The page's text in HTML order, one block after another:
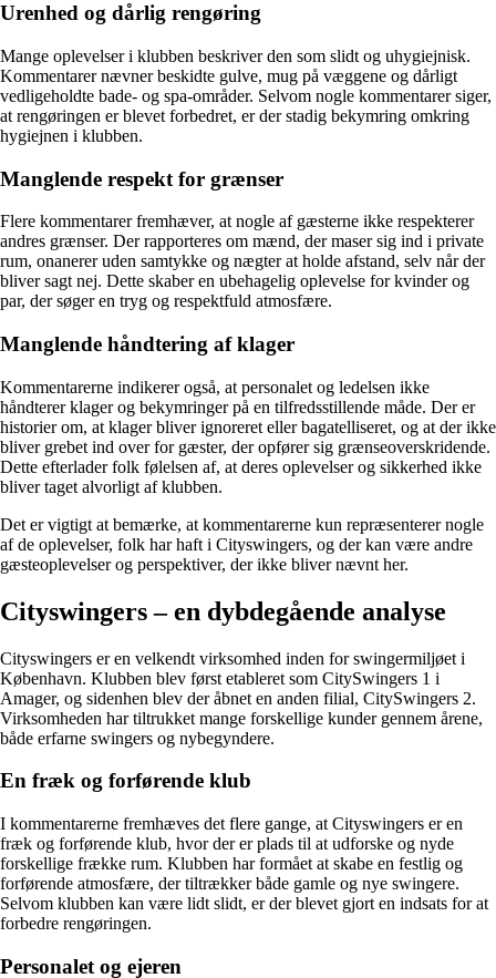
Urenhed og dårlig rengøring
Mange oplevelser i klubben beskriver den som slidt og uhygiejnisk.
Kommentarer nævner beskidte gulve, mug på væggene og dårligt
vedligeholdte bade- og spa-områder. Selvom nogle kommentarer siger,
at rengøringen er blevet forbedret, er der stadig bekymring omkring
hygiejnen i klubben.
Manglende respekt for grænser
Flere kommentarer fremhæver, at nogle af gæsterne ikke respekterer
andres grænser. Der rapporteres om mænd, der maser sig ind i private
rum, onanerer uden samtykke og nægter at holde afstand, selv når der
bliver sagt nej. Dette skaber en ubehagelig oplevelse for kvinder og
par, der søger en tryg og respektfuld atmosfære.
Manglende håndtering af klager
Kommentarerne indikerer også, at personalet og ledelsen ikke
håndterer klager og bekymringer på en tilfredsstillende måde. Der er
historier om, at klager bliver ignoreret eller bagatelliseret, og at der ikke
bliver grebet ind over for gæster, der opfører sig grænseoverskridende.
Dette efterlader folk følelsen af, at deres oplevelser og sikkerhed ikke
bliver taget alvorligt af klubben.
Det er vigtigt at bemærke, at kommentarerne kun repræsenterer nogle
af de oplevelser, folk har haft i Cityswingers, og der kan være andre
gæsteoplevelser og perspektiver, der ikke bliver nævnt her.
Cityswingers – en dybdegående analyse
Cityswingers er en velkendt virksomhed inden for swingermiljøet i
København. Klubben blev først etableret som CitySwingers 1 i
Amager, og sidenhen blev der åbnet en anden filial, CitySwingers 2.
Virksomheden har tiltrukket mange forskellige kunder gennem årene,
både erfarne swingers og nybegyndere.
En fræk og forførende klub
I kommentarerne fremhæves det flere gange, at Cityswingers er en
fræk og forførende klub, hvor der er plads til at udforske og nyde
forskellige frække rum. Klubben har formået at skabe en festlig og
forførende atmosfære, der tiltrækker både gamle og nye swingere.
Selvom klubben kan være lidt slidt, er der blevet gjort en indsats for at
forbedre rengøringen.
Personalet og ejeren